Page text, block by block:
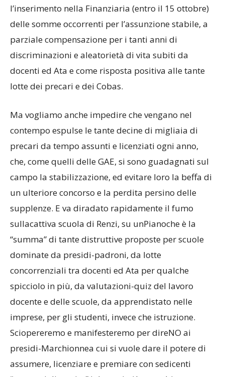
l’inserimento nella Finanziaria (entro il 15 ottobre)
delle somme occorrenti per l’assunzione stabile, a
parziale compensazione per i tanti anni di
discriminazioni e aleatorietà di vita subiti da
docenti ed Ata e come risposta positiva alle tante
lotte dei precari e dei Cobas.
Ma vogliamo anche impedire che vengano nel
contempo espulse le tante decine di migliaia di
precari da tempo assunti e licenziati ogni anno,
che, come quelli delle GAE, si sono guadagnati sul
campo la stabilizzazione, ed evitare loro la beffa di
un ulteriore concorso e la perdita persino delle
supplenze. E va diradato rapidamente il fumo
sullacattiva scuola di Renzi, su unPianoche è la
“summa” di tante distruttive proposte per scuole
dominate da presidi-padroni, da lotte
concorrenziali tra docenti ed Ata per qualche
spicciolo in più, da valutazioni-quiz del lavoro
docente e delle scuole, da apprendistato nelle
imprese, per gli studenti, invece che istruzione.
Sciopereremo e manifesteremo per direNO ai
presidi-Marchionnea cui si vuole dare il potere di
assumere, licenziare e premiare con sedicenti